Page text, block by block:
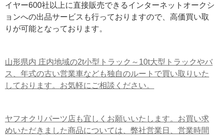
イヤー600社以上に直接販売できるインターネットオークシ
ョンへの出品サービスも行っておりますので、高価買い取
りが可能となっております。
山形県内 庄内地域の2t小型トラック～10t大型トラックやバ
ス、年式の古い営業車なども独自のルートで買い取りいた
しております。お気軽にご相談ください。
ヤフオクリパーツ店も宜しくお願いいたします。お買い求
めいただきました商品については、弊社営業日、営業時間